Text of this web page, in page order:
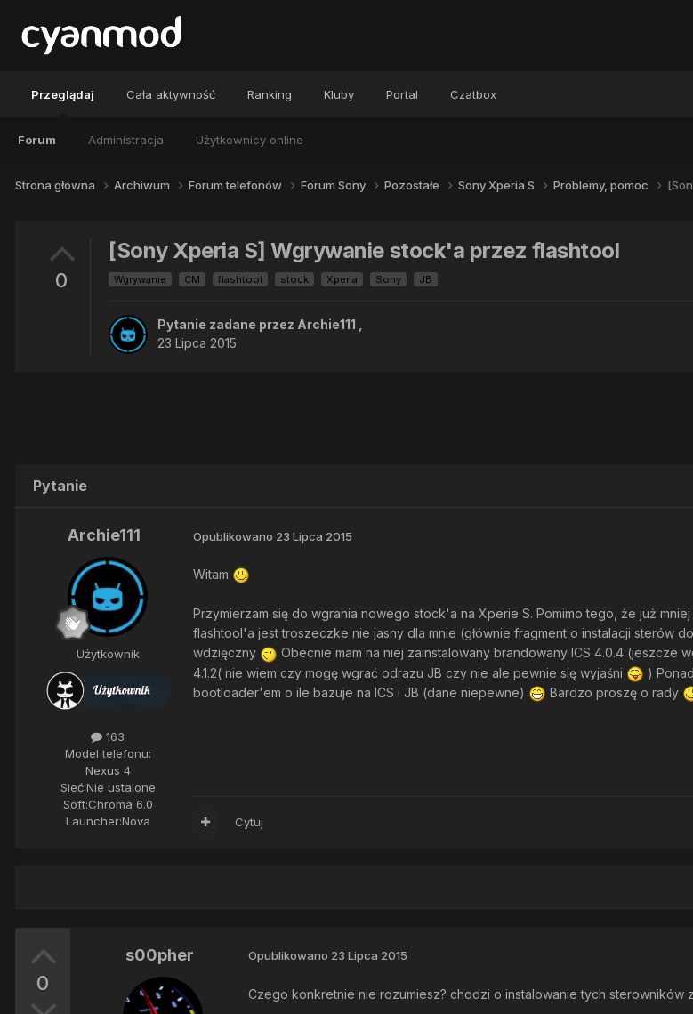
Przeglądaj
Forum Administracja Użytkownicy online
Cała aktywność Ranking Kluby Portal Czatbox
Strona główna Archiwum Forum telefonów Forum Sony Pozostałe Sony Xperia S Problemy, pomoc
0
[Sony Xperia S] Wgrywanie stock'a przez flashtool
Wgrywanie CM flashtool stock Xperia Sony JB
Pytanie zadane przez Archie111
23 Lipca 2015
Pytanie
Archie111
Użytkownik
163
Model telefonu:
Nexus 4
Sieć:Nie ustalone
Soft:Chroma 6.0
Launcher:Nova
Opublikowano 23 Lipca 2015
Witam
Przymierzam się do wgrania nowego stock'a na Xperie S. Pomimo tego, że już
flashtool'a jest troszeczke nie jasny dla mnie (głównie fragment o instalacji sterów
wdzięczny
Obecnie mam na niej zainstalowany brandowany ICS 4.0.4 (jeszcze
4.1.2( nie wiem czy mogę wgrać odrazu JB czy nie ale pewnie się wyjaśni
)
bootloader'em o ile bazuje na ICS i JB (dane niepewne)
Bardzo proszę o rady
Cytuj
0
s00pher Opublikowano 23 Lipca 2015
Czego konkretnie nie rozumiesz? chodzi o instalowanie tych sterowników